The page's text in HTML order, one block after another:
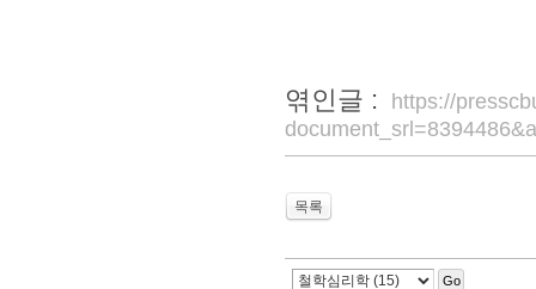
엮인글 :
https://
목록
Go